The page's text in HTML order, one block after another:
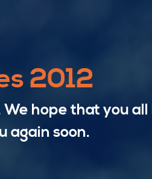
2012
hope that you all
again soon.